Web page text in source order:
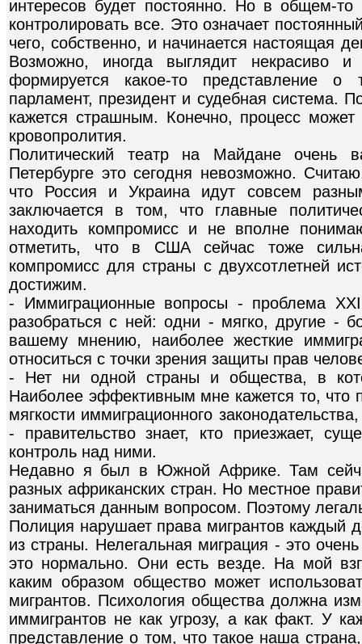
интересов будет постоянно. Но в общем-
контролировать все. Это означает
чего, собственно, и начинается настоящая
Возможно, иногда выглядит некрасиво
формируется какое-то представление
парламент, президент и судебная система.
кажется страшным. Конечно, процесс может
кровопролития.
Политический театр на Майдане
Петербурге это сегодня невозможно.
что Россия и Украина идут совсем
заключается в том, что главные
находить компромисс и не вполне
отметить, что в США сейчас тоже
компромисс для страны с двухсотлетней
достижим.
- Иммиграционные вопросы - проблема
разобраться с ней: одни - мягко, другие -
вашему мнению, наиболее жесткие
относиться с точки зрения защиты прав
- Нет ни одной страны и общества, в
Наиболее эффективным мне кажется то, что
мягкости иммиграционного
- правительство знает, кто приезжает,
контроль над ними.
Недавно я был в Южной Африке. Там
разных африканских стран. Но местное
заниматься данным вопросом. Поэтому
Полиция нарушает права мигрантов каждый
из страны. Нелегальная миграция - это
это нормально. Они есть везде. На мой
каким образом общество может
мигрантов. Психология общества должна
иммигрантов не как угрозу, а как факт. У
представление о том, что такое наша